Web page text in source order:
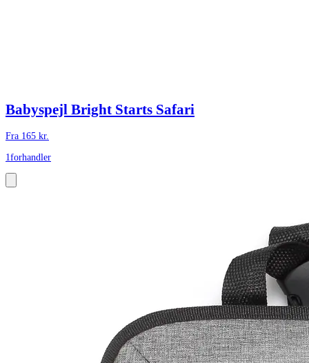
Babyspejl Bright Starts Safari
Fra 165 kr.
1forhandler